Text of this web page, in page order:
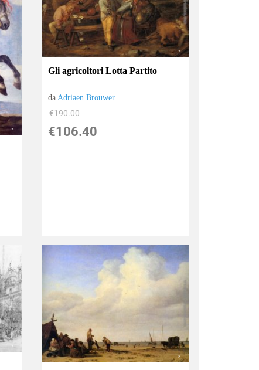
Gli agricoltori Lotta Partito
da Adriaen Brouwer
€190.00
€106.40